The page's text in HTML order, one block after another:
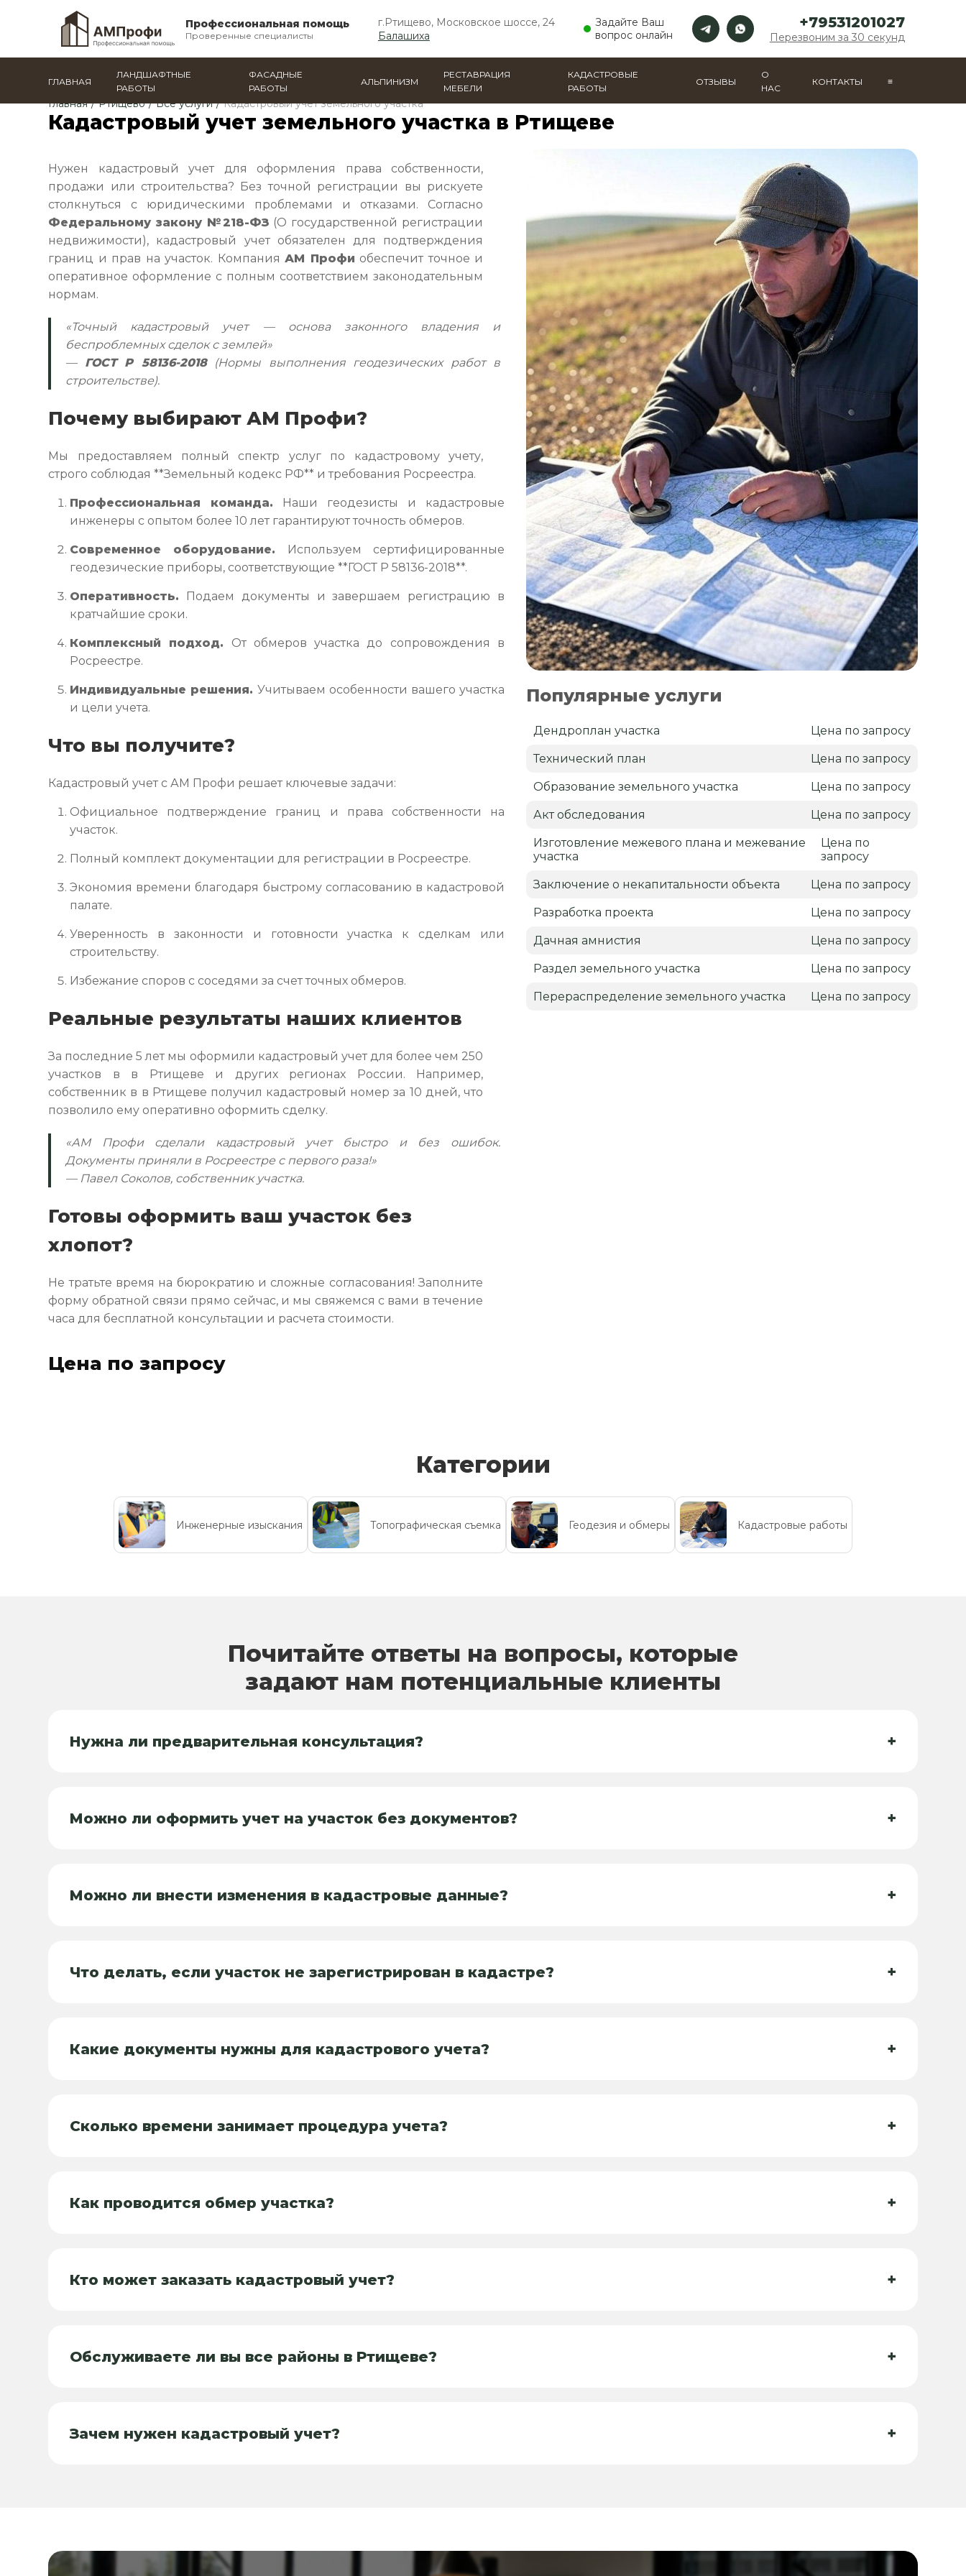
Профессиональная помощь
Проверенные специалисты
г.Ртищево, Московское шоссе, 24
Балашиха
Задайте Ваш
вопрос онлайн
+79531201027
Перезвоним за 30 секунд
ГЛАВНАЯ
ЛАНДШАФТНЫЕ
РАБОТЫ
ФАСАДНЫЕ
РАБОТЫ
АЛЬПИНИЗМ
РЕСТАВРАЦИЯ
МЕБЕЛИ
КАДАСТРОВЫЕ
РАБОТЫ
ОТЗЫВЫ
О
НАС
КОНТАКТЫ ≡
Главная / Ртищево / Все услуги / Кадастровый учет земельного участка
Кадастровый учет земельного участка в Ртищеве
Нужен кадастровый учет для оформления права собственности,
продажи или строительства? Без точной регистрации вы рискуете
столкнуться с юридическими проблемами и отказами. Согласно
Федеральному закону №218-ФЗ (О государственной регистрации
недвижимости), кадастровый учет обязателен для подтверждения
границ и прав на участок. КомпанияАМ Профи обеспечит точное и
оперативное оформление с полным соответствием законодательным
нормам.
«Точный кадастровый учет — основа законного владения и
беспроблемных сделок с землей»
— ГОСТ Р 58136-2018(Нормы выполнения геодезических работ в
строительстве).
Почему выбирают АМ Профи?
Мы предоставляем полный спектр услуг по кадастровому учету,
строго соблюдая **Земельный кодекс РФ** и требования Росреестра.
Профессиональная команда. Наши геодезисты и кадастровые
инженеры с опытом более 10 лет гарантируют точность обмеров.
Современное оборудование. Используем сертифицированные
геодезические приборы, соответствующие **ГОСТ Р 58136-2018**.
Оперативность. Подаем документы и завершаем регистрацию в
кратчайшие сроки.
Комплексный подход. От обмеров участка до сопровождения в
Росреестре.
Индивидуальные решения. Учитываем особенности вашего участка
и цели учета.
Что вы получите?
Кадастровый учет с АМ Профи решает ключевые задачи:
Официальное подтверждение границ и права собственности на
участок.
Полный комплект документации для регистрации в Росреестре.
Экономия времени благодаря быстрому согласованию в кадастровой
палате.
Уверенность в законности и готовности участка к сделкам или
строительству.
Избежание споров с соседями за счет точных обмеров.
Реальные результаты наших клиентов
За последние 5 лет мы оформили кадастровый учет для более чем 250
участков в в Ртищеве и других регионах России. Например,
собственник в в Ртищеве получил кадастровый номер за 10 дней, что
позволило ему оперативно оформить сделку.
«АМ Профи сделали кадастровый учет быстро и без ошибок.
Документы приняли в Росреестре с первого раза!»
— Павел Соколов, собственник участка.
Готовы оформить ваш участок без
хлопот?
Не тратьте время на бюрократию и сложные согласования! Заполните
форму обратной связи прямо сейчас, и мы свяжемся с вами в течение
часа для бесплатной консультации и расчета стоимости.
Цена по запросу
Популярные услуги
Дендроплан участка Цена по запросу
Технический план Цена по запросу
Образование земельного участка Цена по запросу
Акт обследования Цена по запросу
Изготовление межевого плана и межевание
участка
Цена по
запросу
Заключение о некапитальности объекта Цена по запросу
Разработка проекта Цена по запросу
Дачная амнистия Цена по запросу
Раздел земельного участка Цена по запросу
Перераспределение земельного участка Цена по запросу
Категории
Инженерные изыскания Топографическая съемка Геодезия и обмеры Кадастровые работы
Почитайте ответы на вопросы, которые
задают нам потенциальные клиенты
Нужна ли предварительная консультация? +
Можно ли оформить учет на участок без документов? +
Можно ли внести изменения в кадастровые данные? +
Что делать, если участок не зарегистрирован в кадастре? +
Какие документы нужны для кадастрового учета? +
Сколько времени занимает процедура учета? +
Как проводится обмер участка? +
Кто может заказать кадастровый учет? +
Обслуживаете ли вы все районы в Ртищеве? +
Зачем нужен кадастровый учет? +